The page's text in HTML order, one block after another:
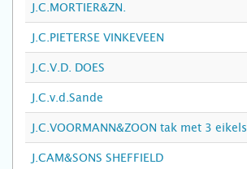
J.C.MORTIER&ZN.
J.C.PIETERSE VINKEVEEN
J.C.V.D. DOES
J.C.v.d.Sande
J.C.VOORMANN&ZOON tak met 3 eikels
J.CAM&SONS SHEFFIELD